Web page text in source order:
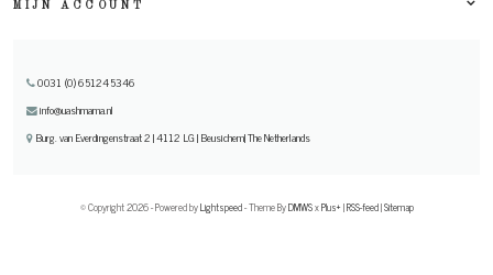
MIJN ACCOUNT
0031 (0) 651245346
info@uashmama.nl
Burg. van Everdingenstraat 2 | 4112 LG | Beusichem| The Netherlands
© Copyright 2026 - Powered byLightspeed- Theme ByDMWSxPlus+|RSS-feed|Sitemap